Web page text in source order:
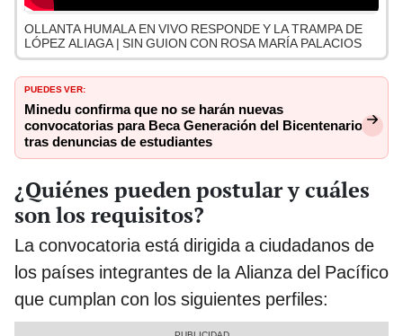
OLLANTA HUMALA EN VIVO RESPONDE Y LA TRAMPA DE
LÓPEZ ALIAGA | SIN GUION CON ROSA MARÍA PALACIOS
PUEDES VER:
Minedu confirma que no se harán nuevas
convocatorias para Beca Generación del Bicentenario
tras denuncias de estudiantes
¿Quiénes pueden postular y cuáles
son los requisitos?
La convocatoria está dirigida a ciudadanos de
los países integrantes de la Alianza del Pacífico
que cumplan con los siguientes perfiles: